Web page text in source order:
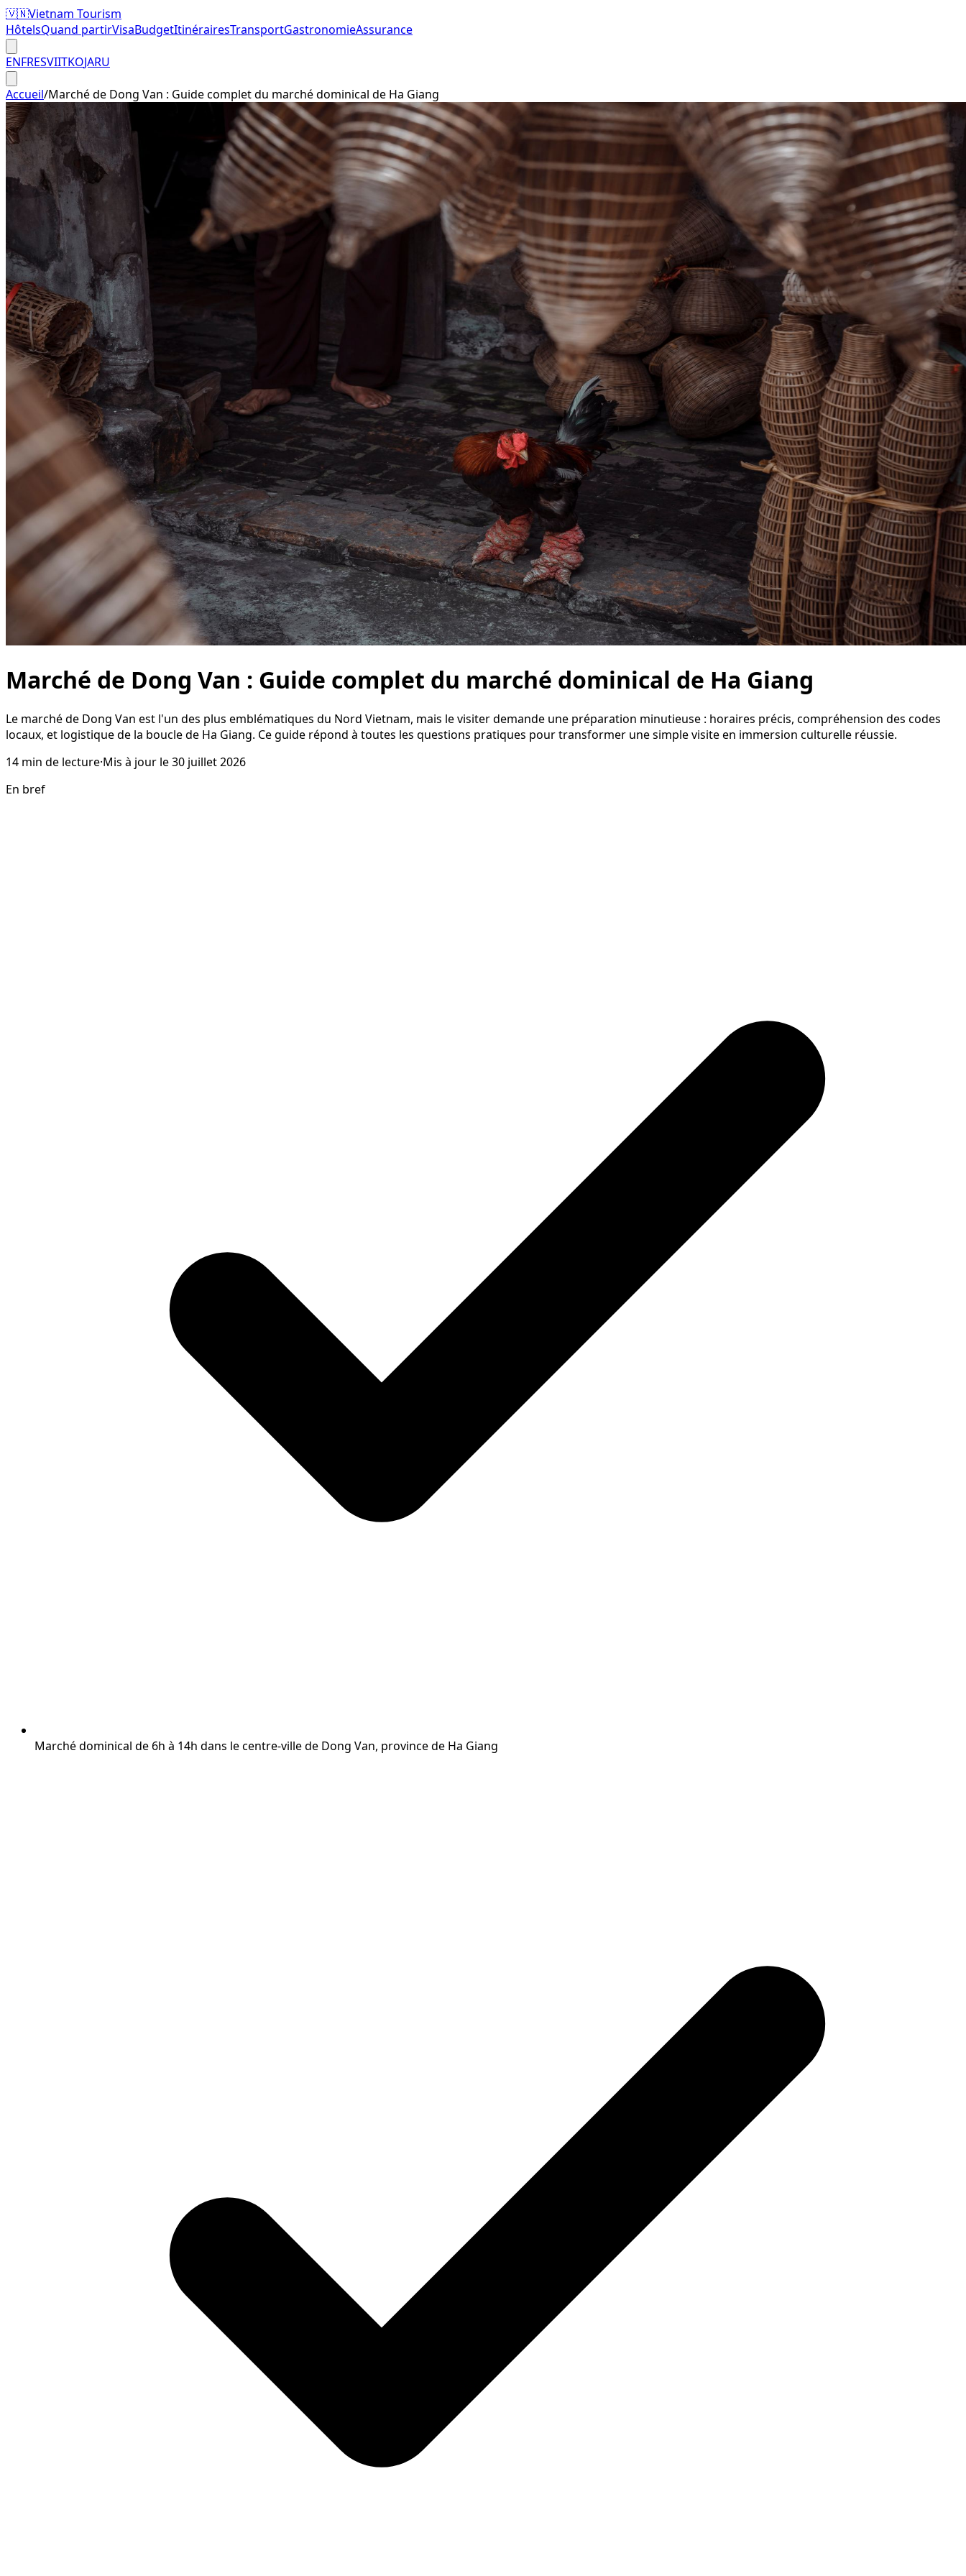
🇻🇳Vietnam Tourism
HôtelsQuand partirVisaBudgetItinérairesTransportGastronomieAssurance
ENFRESVIITKOJARU
Accueil/Marché de Dong Van : Guide complet du marché dominical de Ha Giang
Marché de Dong Van : Guide complet du marché dominical de Ha Giang
Le marché de Dong Van est l'un des plus emblématiques du Nord Vietnam, mais le visiter demande une préparation minutieuse : horaires précis, compréhension des codes
locaux, et logistique de la boucle de Ha Giang. Ce guide répond à toutes les questions pratiques pour transformer une simple visite en immersion culturelle réussie.
14 min de lecture·Mis à jour le30 juillet 2026
En bref
Marché dominical de 6h à 14h dans le centre-ville de Dong Van, province de Ha Giang